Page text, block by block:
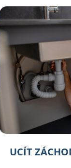
UCÍT